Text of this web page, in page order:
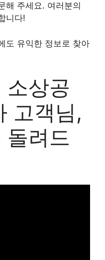
해 주세요. 여러분의
니다!
도 유익한 정보로 찾아
소상공
고객님,
돌려드